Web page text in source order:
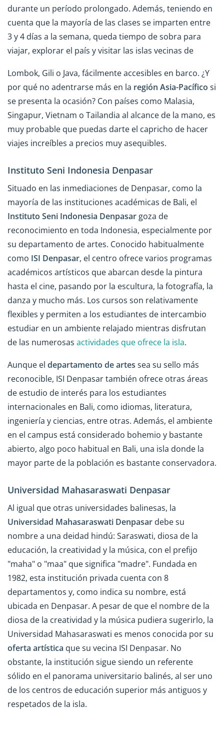
durante un período prolongado. Además, teniendo en
cuenta que la mayoría de las clases se imparten entre
3 y 4 días a la semana, queda tiempo de sobra para
viajar, explorar el país y visitar las islas vecinas de
Lombok, Gili o Java, fácilmente accesibles en barco. ¿Y
por qué no adentrarse más en la región Asia-Pacífico si
se presenta la ocasión? Con países como Malasia,
Singapur, Vietnam o Tailandia al alcance de la mano, es
muy probable que puedas darte el capricho de hacer
viajes increíbles a precios muy asequibles.
Instituto Seni Indonesia Denpasar
Situado en las inmediaciones de Denpasar, como la
mayoría de las instituciones académicas de Bali, el
Instituto Seni Indonesia Denpasar goza de
reconocimiento en toda Indonesia, especialmente por
su departamento de artes. Conocido habitualmente
como ISI Denpasar, el centro ofrece varios programas
académicos artísticos que abarcan desde la pintura
hasta el cine, pasando por la escultura, la fotografía, la
danza y mucho más. Los cursos son relativamente
flexibles y permiten a los estudiantes de intercambio
estudiar en un ambiente relajado mientras disfrutan
de las numerosas actividades que ofrece la isla.
Aunque el departamento de artes sea su sello más
reconocible, ISI Denpasar también ofrece otras áreas
de estudio de interés para los estudiantes
internacionales en Bali, como idiomas, literatura,
ingeniería y ciencias, entre otras. Además, el ambiente
en el campus está considerado bohemio y bastante
abierto, algo poco habitual en Bali, una isla donde la
mayor parte de la población es bastante conservadora.
Universidad Mahasaraswati Denpasar
Al igual que otras universidades balinesas, la
Universidad Mahasaraswati Denpasar debe su
nombre a una deidad hindú: Saraswati, diosa de la
educación, la creatividad y la música, con el prefijo
"maha" o "maa" que significa "madre". Fundada en
1982, esta institución privada cuenta con 8
departamentos y, como indica su nombre, está
ubicada en Denpasar. A pesar de que el nombre de la
diosa de la creatividad y la música pudiera sugerirlo, la
Universidad Mahasaraswati es menos conocida por su
oferta artística que su vecina ISI Denpasar. No
obstante, la institución sigue siendo un referente
sólido en el panorama universitario balinés, al ser uno
de los centros de educación superior más antiguos y
respetados de la isla.